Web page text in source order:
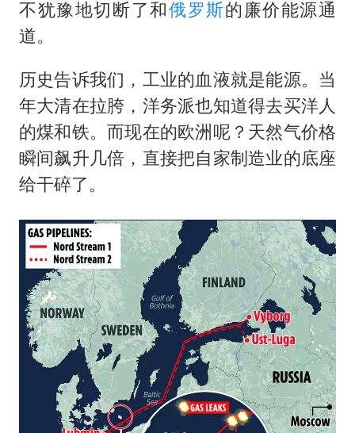
不犹豫地切断了和俄罗斯的廉价能源通
道。
历史告诉我们，工业的血液就是能源。当
年大清在拉胯，洋务派也知道得去买洋人
的煤和铁。而现在的欧洲呢？天然气价格
瞬间飙升几倍，直接把自家制造业的底座
给干碎了。